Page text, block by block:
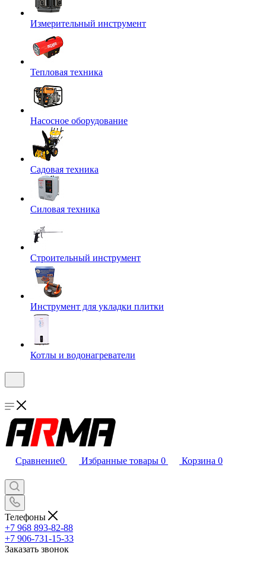
Измерительный инструмент
Тепловая техника
Насосное оборудование
Садовая техника
Силовая техника
Строительный инструмент
Инструмент для укладки плитки
Котлы и водонагреватели
Сравнение0 Избранные товары 0 Корзина 0
Телефоны
+7 968 893-82-88
+7 906-731-15-33
Заказать звонок